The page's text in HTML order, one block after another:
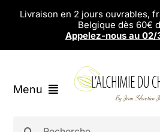
PasserLivraison en 2 jours ouvrables,
Belgique dès 60€
Appelez-nous au
Rechercher:
Menu